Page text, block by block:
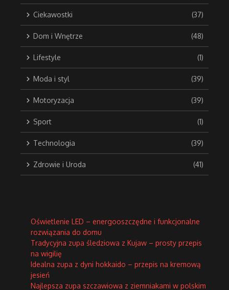
Ciekawostki (37)
Dom i Wnętrze (48)
Lifestyle (1)
Moda i styl (39)
Motoryzacja (39)
Sport (1)
Technologia (39)
Zdrowie i Uroda (41)
Oświetlenie LED – energooszczędne i funkcjonalne
rozwiązania do domu
Tradycyjna zupa śledziowa z Kujaw – prosty przepis
na wigilię
Idealna zupa z dyni hokkaido – przepis na kremową
jesień
Najlepsza zupa szczawiowa z ziemniakami w polskim